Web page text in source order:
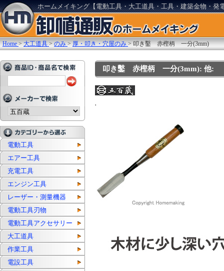
ホームメイキング【電動工具・大工道具・工具・建築金物・発
Home >大工道具 >のみ >厚・叩き・穴屋のみ >叩き鑿 赤樫柄 一分(3mm)
電動工具
エアー工具
充電工具
エンジン工具
レーザー・測量機器
電動工具刃物
電動工具アクセサリー
大工道具
作業工具
電設工具
叩き鑿 赤樫柄 一分(3mm): 他:
'